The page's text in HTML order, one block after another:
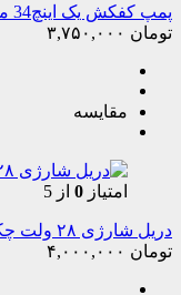
پمپ کفکش یک اینچ34 متری
تومان
مقایسه
امتیاز 0 از 5
دریل شارژی ۲۸ ولت چکشی براشلس ایزی پاور
تومان